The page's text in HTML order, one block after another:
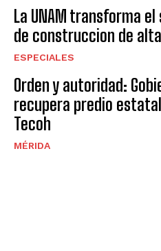
La UNAM transforma
de construccion de
ESPECIALES
Orden y autoridad:
recupera predio
Tecoh
MÉRIDA